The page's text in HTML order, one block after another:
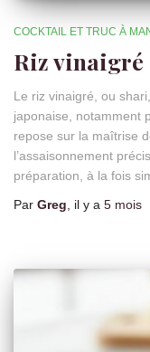
COCKTAIL ET TRUC À
Riz vinaigré
Le riz vinaigré, ou
japonaise, notamment
repose sur la maîtrise
l’assaisonnement
préparation, à la fois
Par Greg , il y a 5 mois